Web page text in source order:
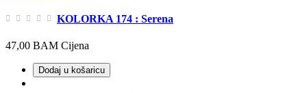
KOLORKA 174 : Serena
47,00 BAM Cijena
Dodaj u košaricu